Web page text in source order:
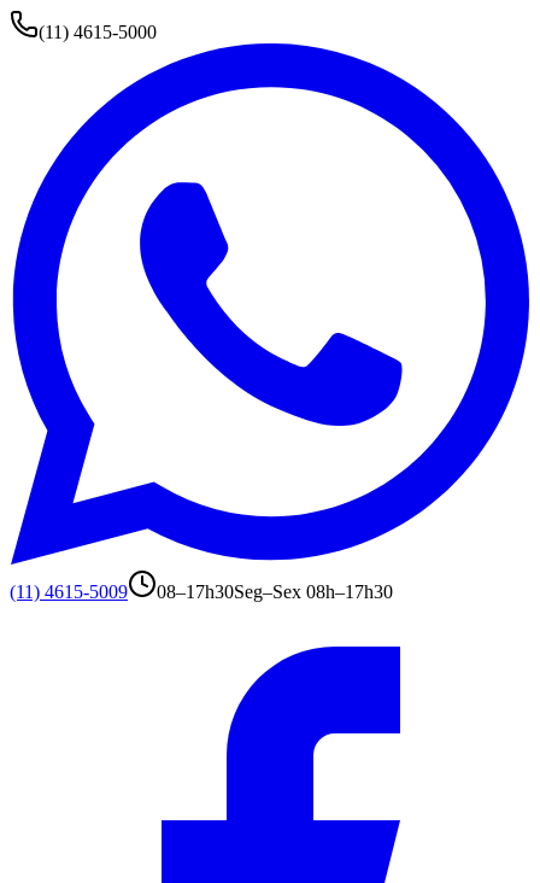
(11) 4615-5000
(11) 4615-5009 08–17h30Seg–Sex 08h–17h30